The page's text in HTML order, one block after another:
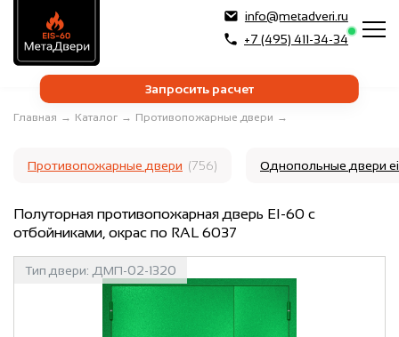
info@metadveri.ru
+7 (495) 411-34-34
Запросить расчет
Главная → Каталог → Противопожарные двери →
Противопожарные двери (756) Однопольные двери
Полуторная противопожарная дверь EI-60 с
отбойниками, окрас по RAL 6037
Тип двери: ДМП-02-1320